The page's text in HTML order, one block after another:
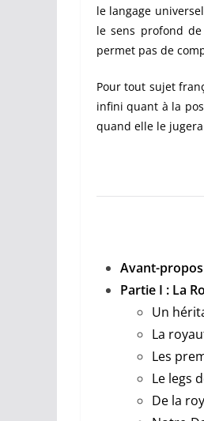
le langage
le sens profond
permet pas de
Pour tout sujet
infini quant à la
quand elle le
Avant-
Partie I : La
Un
La
Les
Le legs
De la